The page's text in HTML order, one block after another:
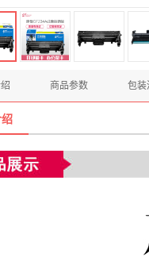
商品参数 包装